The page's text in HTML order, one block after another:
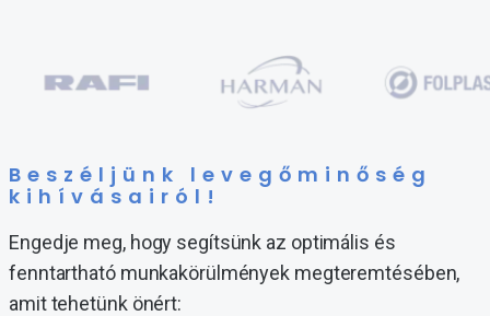
Beszéljünk levegőminőség
kihívásairól!
Engedje meg, hogy segítsünk az optimális és
fenntartható munkakörülmények megteremtésében,
amit tehetünk önért: